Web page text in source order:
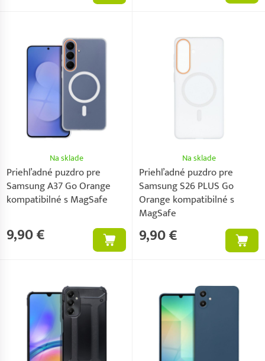
Na sklade
Priehľadné puzdro pre
Samsung A37 Go Orange
kompatibilné s MagSafe
9,90 €
Na sklade
Priehľadné puzdro pre
Samsung S26 PLUS Go
Orange kompatibilné s
MagSafe
9,90 €